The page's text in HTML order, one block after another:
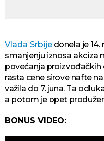
Vlada Srbije donela je
smanjenju iznosa akciza
povećanja proizvođačkih
rasta cene sirove nafte
važila do 7. juna. Ta
a potom je opet
BONUS VIDEO: